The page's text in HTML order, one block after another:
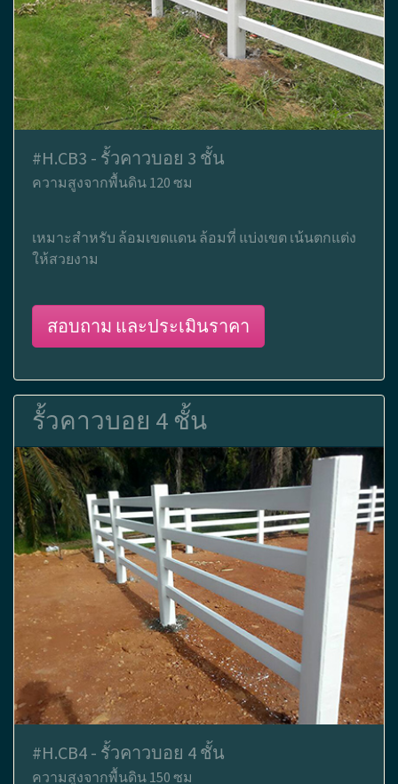
#H.CB3 - รั้วคาวบอย 3 ชั้น
ความสูงจากพื้นดิน 120 ซม
เหมาะสำหรับ ล้อมเขตแดน ล้อมที่ แบ่งเขต เน้นตกแต่ง
ให้สวยงาม
สอบถาม และประเมินราคา
รั้วคาวบอย 4 ชั้น
#H.CB4 - รั้วคาวบอย 4 ชั้น
ความสูงจากพื้นดิน 150 ซม